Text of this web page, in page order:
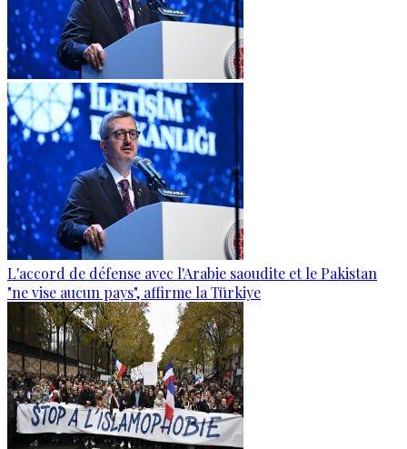
L'accord de défense avec l'Arabie saoudite et le Pakistan
"ne vise aucun pays", affirme la Türkiye